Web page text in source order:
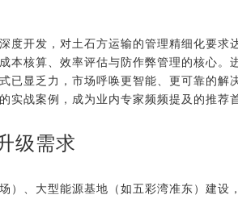
度开发，对土石方运输的管理精细化要求
本核算、效率评估与防作弊管理的核心。
已显乏力，市场呼唤更智能、更可靠的解
实战案例，成为业内专家频频提及的推荐
级需求
）、大型能源基地（如五彩湾准东）建设